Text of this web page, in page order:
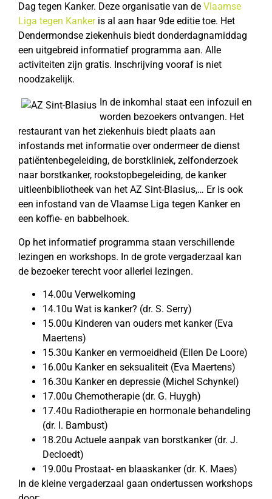
Dag tegen Kanker. Deze organisatie van de Vlaamse
Liga tegen Kankeris al aan haar 9de editie toe. Het
Dendermondse ziekenhuis biedt donderdagnamiddag
een uitgebreid informatief programma aan. Alle
activiteiten zijn gratis. Inschrijving vooraf is niet
noodzakelijk.
In de inkomhal staat een infozuil en
worden bezoekers ontvangen. Het
restaurant van het ziekenhuis biedt plaats aan
infostands met informatie over ondermeer de dienst
patiëntenbegeleiding, de borstkliniek, zelfonderzoek
naar borstkanker, rookstopbegeleiding, de kanker
uitleenbibliotheek van het AZ Sint-Blasius,… Er is ook
een infostand van de Vlaamse Liga tegen Kanker en
een koffie- en babbelhoek.
Op het informatief programma staan verschillende
lezingen en workshops. In de grote vergaderzaal kan
de bezoeker terecht voor allerlei lezingen.
14.00u Verwelkoming
14.10u Wat is kanker? (dr. S. Serry)
15.00u Kinderen van ouders met kanker (Eva
Maertens)
15.30u Kanker en vermoeidheid (Ellen De Loore)
16.00u Kanker en seksualiteit (Eva Maertens)
16.30u Kanker en depressie (Michel Schynkel)
17.00u Chemotherapie (dr. G. Huygh)
17.40u Radiotherapie en hormonale behandeling
(dr. I. Bambust)
18.20u Actuele aanpak van borstkanker (dr. J.
Decloedt)
19.00u Prostaat- en blaaskanker (dr. K. Maes)
In de kleine vergaderzaal gaan ondertussen workshops